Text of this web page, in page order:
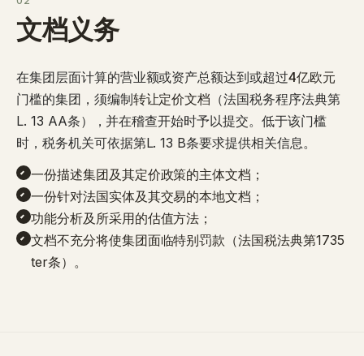
文档义务
在集团层面计算的营业额或资产总额达到或超过4亿欧元
门槛的集团，须编制转让定价文档 （法国税务程序法典第
L. 13 AA条），并在稽查开始时予以提交。低于该门槛
时，税务机关可依据第L. 13 B条要求提供相关信息。
一份描述集团及其定价政策的主体文档；
一份针对法国实体及其交易的本地文档；
功能分析及所采用的估值方法；
文档不充分将使集团面临特别罚款（法国税法典第1735
ter条）。